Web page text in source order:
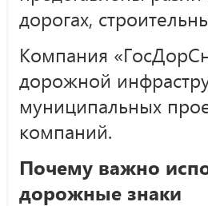
дорогах,
Компания
дорожной
муниципальных
компаний.
Почему важно
дорожные знаки